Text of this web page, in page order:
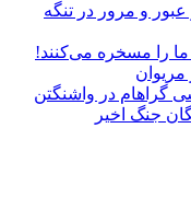
عبور و مرور در تنگه
را مسخره می‌کنند!
گراهام در واشنگتن
جنگ اخیر